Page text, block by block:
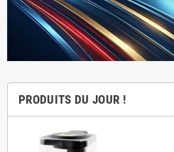
PRODUITS DU JOUR !